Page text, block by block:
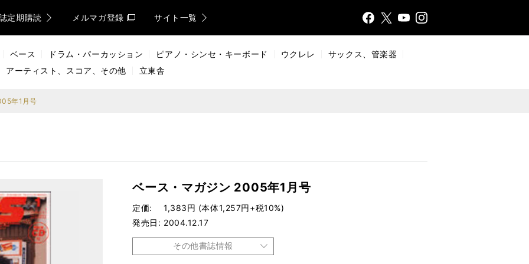
定期購読 メルマガ登録 サイト一覧
FaceX
YouTInsta
ベース ドラム・パーカッション ピアノ・シンセ・キーボード ウクレレ
サックス、管楽器
アーティスト、スコア、その他
立東舎
年1月号
ベース・マガジン 2005年1月号
定価
1,383円 (本体1,257円+税10%)
発売日
2004.12.17
その他書誌情報